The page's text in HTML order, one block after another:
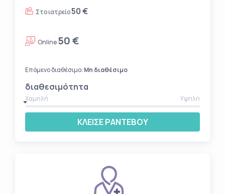
ΚΛΕΙΣΕ ΡΑΝΤΕΒΟΥ
διαθεσιμότητα
Χαμηλή Υψηλή
Επόμενο διαθέσιμο: Μη διαθέσιμο
Online50 €
Στο ιατρείο50 €